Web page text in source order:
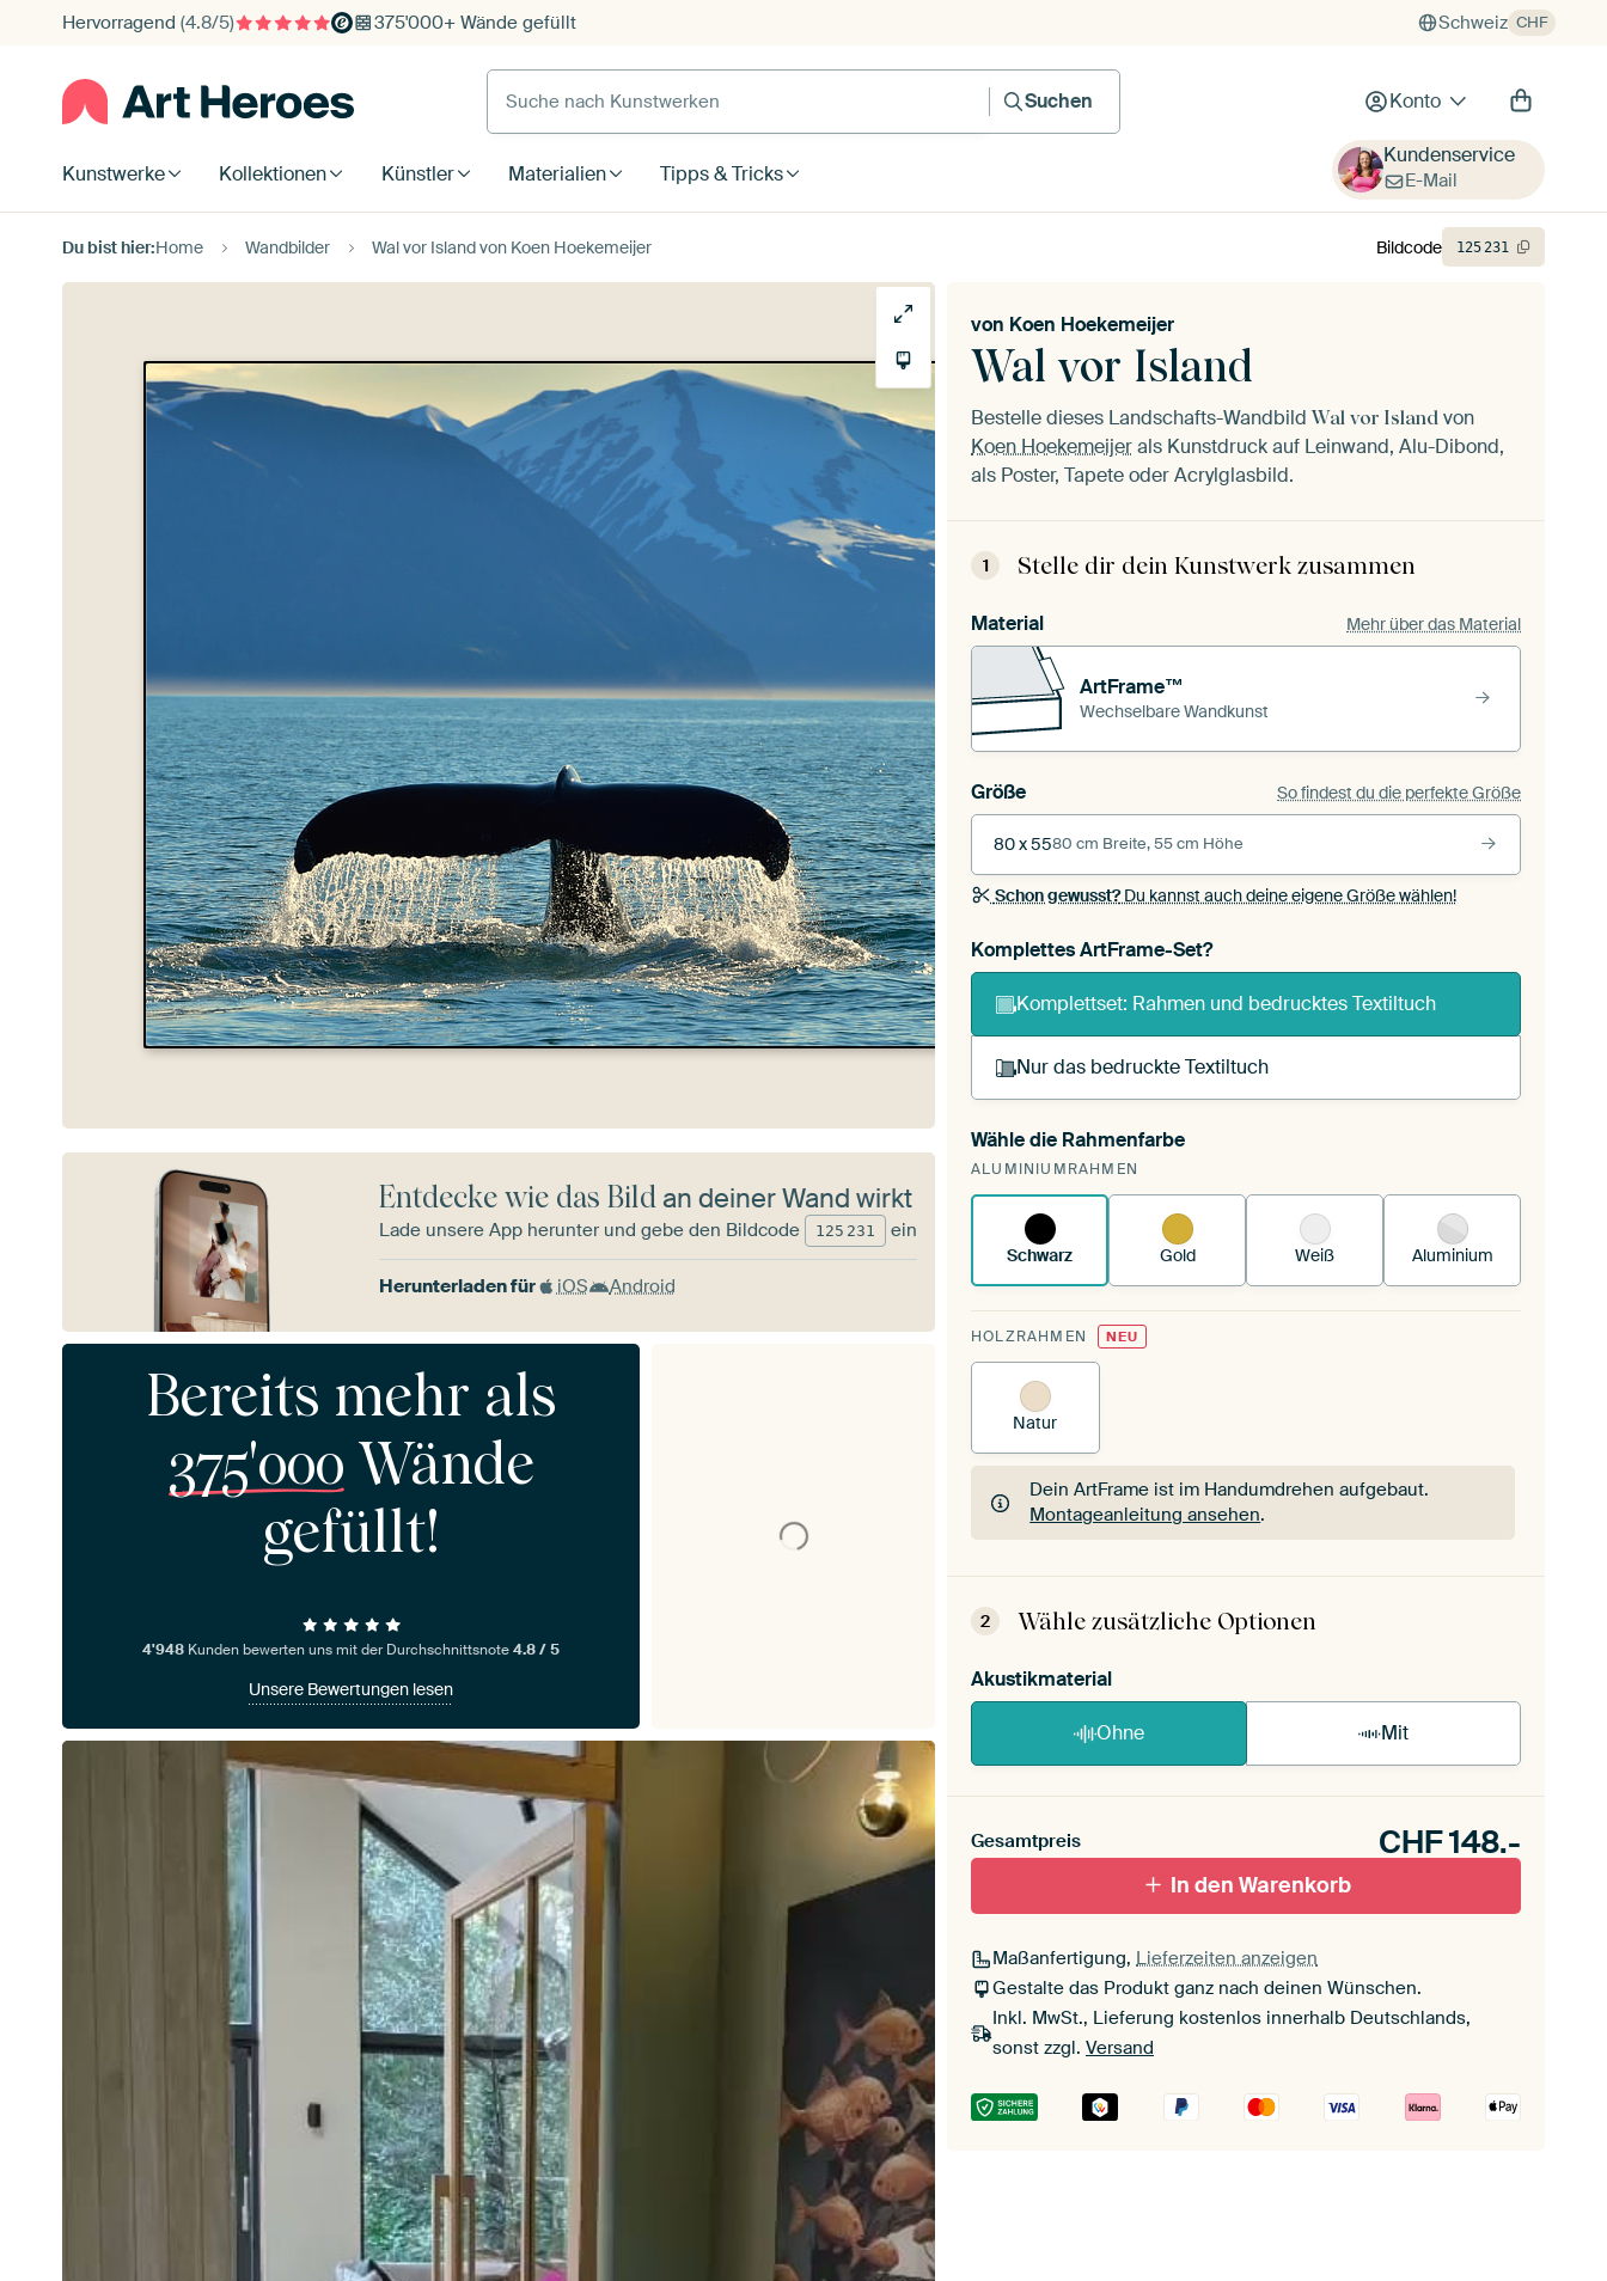
Hervorragend (4.8/5) 375'000+ Wände gefüllt Schweiz CHF
Suche nach Kunstwerken
Suchen
Konto
Kunstwerke Kollektionen Künstler Materialien Tipps & Tricks
Kundenservice
E-Mail
Du bist hier:Home Wandbilder Wal vor Island von Koen Hoekemeijer
Wal vor Island
von Koen Hoekemeijer
Bestelle dieses Landschafts-Wandbild Wal vor Island von
Koen Hoekemeijerals Kunstdruck auf Leinwand, Alu-Dibond,
als Poster, Tapete oder Acrylglasbild.
1 Stelle dir dein Kunstwerk zusammen
Material Mehr über das Material
ArtFrame™
Wechselbare Wandkunst
Größe So findest du die perfekte Größe
80 x 5580 cm Breite, 55 cm Höhe
Schon gewusst?Du kannst auch deine eigene Größe wählen!
Komplettes ArtFrame-Set?
Komplettset: Rahmen und bedrucktes Textiltuch
Nur das bedruckte Textiltuch
Du spannst einen wechselbaren Textiltuch in deinen
vorhandenen ArtFrame™.
Wähle die Rahmenfarbe
ALUMINIUMRAHMEN
Schwarz Gold Weiß Aluminium
HOLZRAHMEN NEU
Natur
Dein ArtFrame ist im Handumdrehen aufgebaut.
Montageanleitung ansehen.
Dein ArtFrame ist im Handumdrehen aufgebaut.
2 Wähle zusätzliche Optionen
Akustikmaterial
Ohne Mit
Gesamtpreis CHF148.-
In den Warenkorb
Maßanfertigung, Lieferzeiten anzeigen
Gestalte das Produkt ganz nach deinen Wünschen.
Inkl. MwSt., Lieferung kostenlos innerhalb Deutschlands,
sonst zzgl. Versand
Bildcode 125231
Entdecke wie das Bildan deiner Wand wirkt
Lade unsere App herunter und gebe den Bildcode 125 231 ein
Herunterladen für iOS Android
Bereits mehr als
375'000 Wände
gefüllt!
4'948 Kunden bewerten uns mit der Durchschnittsnote4.8 / 5
Unsere Bewertungen lesen